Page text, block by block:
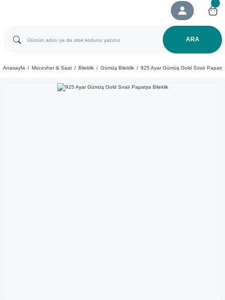
ARA
Anasayfa Mücevher & Saat Bileklik Gümüş Bileklik 925 Ayar Gümüş Gold Sıralı